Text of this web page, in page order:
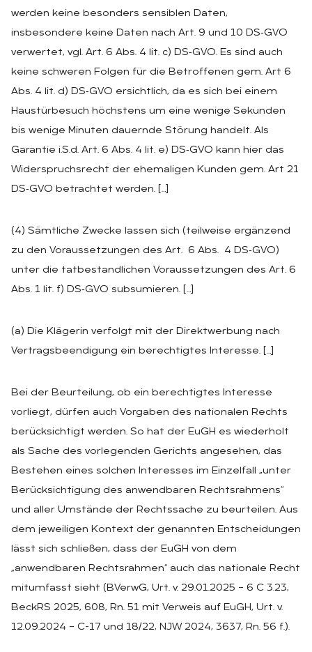
werden keine besonders sensiblen Daten,
insbesondere keine Daten nach Art. 9 und 10 DS‑GVO
verwertet, vgl. Art. 6 Abs. 4 lit. c) DS‑GVO. Es sind auch
keine schweren Folgen für die Betroffenen gem. Art 6
Abs. 4 lit. d) DS‑GVO ersichtlich, da es sich bei einem
Haustürbesuch höchstens um eine wenige Sekunden
bis wenige Minuten dauernde Störung handelt. Als
Garantie i.S.d. Art. 6 Abs. 4 lit. e) DS‑GVO kann hier das
Widerspruchsrecht der ehemaligen Kunden gem. Art 21
DS‑GVO betrachtet werden. […]
(4) Sämtliche Zwecke lassen sich (teilweise ergänzend
zu den Voraussetzungen des Art. 6 Abs. 4 DS‑GVO)
unter die tatbestandlichen Voraussetzungen des Art. 6
Abs. 1 lit. f) DS‑GVO subsumieren. […]
(a) Die Klägerin verfolgt mit der Direktwerbung nach
Vertragsbeendigung ein berechtigtes Interesse. […]
Bei der Beurteilung, ob ein berechtigtes Interesse
vorliegt, dürfen auch Vorgaben des nationalen Rechts
berücksichtigt werden. So hat der EuGH es wiederholt
als Sache des vorlegenden Gerichts angesehen, das
Bestehen eines solchen Interesses im Einzelfall „unter
Berücksichtigung des anwendbaren Rechtsrahmens“
und aller Umstände der Rechtssache zu beurteilen. Aus
dem jeweiligen Kontext der genannten Entscheidungen
lässt sich schließen, dass der EuGH von dem
„anwendbaren Rechtsrahmen“ auch das nationale Recht
mitumfasst sieht (BVerwG, Urt. v. 29.01.2025 – 6 C 3.23,
BeckRS 2025, 608, Rn. 51 mit Verweis auf EuGH, Urt. v.
12.09.2024 – C-17 und 18/22, NJW 2024, 3637, Rn. 56 f.).